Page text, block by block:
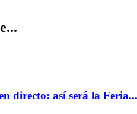
directo: así será la Feria...